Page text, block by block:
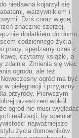
niedawna kojarzył się
warzywnikiem i
Dziś coraz więcej
znacznie szerzej.
dodatkiem do domu,
codziennego życia.
pracy, spędzamy czas z
czytamy książki, a
zdalnie. Zmienia się więc
ogrodu, ale też
ogród ma być
w pielęgnacji i przyjazny
przyrody. Pierwszym
przestrzeni wokół
ogród nie musi wyglądać
realizacji, by spełniał
najważniejsze
życia domowników.